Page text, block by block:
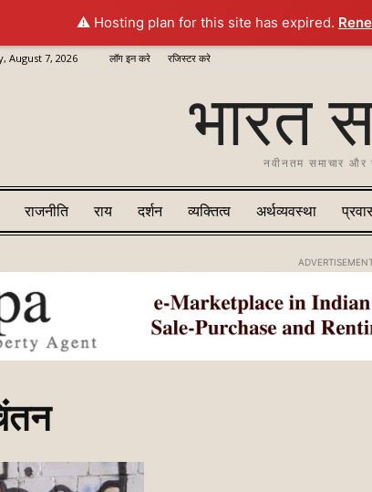
⚠️ Hosting plan for this site has expired.
August 7, 2026 लॉग इन करे रजिस्टर करे
भारत
नवीनतम समाचार और
राजनीति राय दर्शन व्यक्तित्व अर्थव्यवस्था